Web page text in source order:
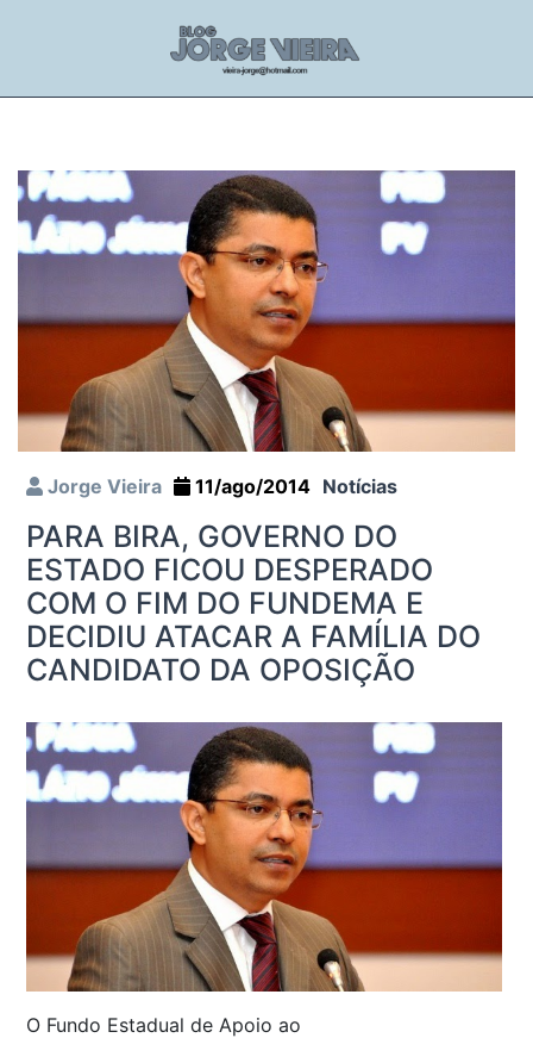
Jorge Vieira 11/ago/2014 Notícias
PARA BIRA, GOVERNO DO
ESTADO FICOU DESPERADO
COM O FIM DO FUNDEMA E
DECIDIU ATACAR A FAMÍLIA DO
CANDIDATO DA OPOSIÇÃO
O Fundo Estadual de Apoio ao